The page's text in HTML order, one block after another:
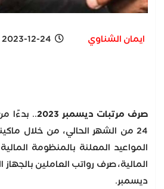
ايمان الشناوي 2023-12-24 10:05 AM
صرف مرتبات ديسمبر 2023
.. بدءًا
24 من الشهر الحالي، من خلال
المواعيد المعلنة بالمنظومة المالية
المالية، صرف رواتب العاملين
ديسمبر.